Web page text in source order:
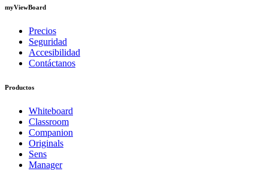
myViewBoard
Precios
Seguridad
Accesibilidad
Contáctanos
Productos
Whiteboard
Classroom
Companion
Originals
Sens
Manager